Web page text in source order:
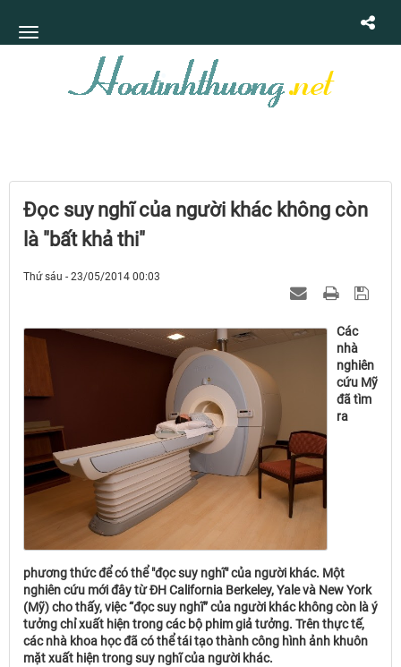
Đọc suy nghĩ của người khác không còn
là "bất khả thi"
Thứ sáu - 23/05/2014 00:03
Các
nhà
nghiên
cứu Mỹ
đã tìm
ra
phương thức để có thể "đọc suy nghĩ" của người khác. Một
nghiên cứu mới đây từ ĐH California Berkeley, Yale và New York
(Mỹ) cho thấy, việc “đọc suy nghĩ” của người khác không còn là ý
tưởng chỉ xuất hiện trong các bộ phim giả tưởng. Trên thực tế,
các nhà khoa học đã có thể tái tạo thành công hình ảnh khuôn
mặt xuất hiện trong suy nghĩ của người khác.